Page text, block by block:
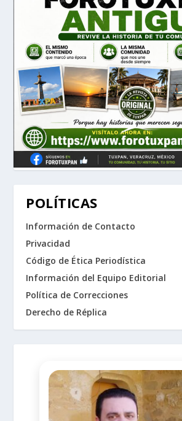
POLÍTICAS
Información de Contacto
Privacidad
Código de Ética Periodística
Información del Equipo Editorial
Política de Correcciones
Derecho de Réplica